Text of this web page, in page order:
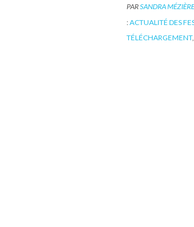
PARSANDRA
:ACTUALITÉ DES
TÉLÉCHARGEMENT,